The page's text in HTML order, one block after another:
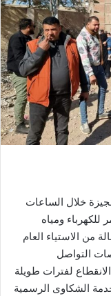
خلال الساعات
ومياه
من الاستياء العام
التواصل
لفترات طويلة
الشكاوى الرسمية